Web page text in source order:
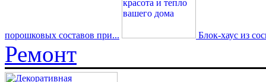
порошковых составов при... Блок-хаус из
Ремонт